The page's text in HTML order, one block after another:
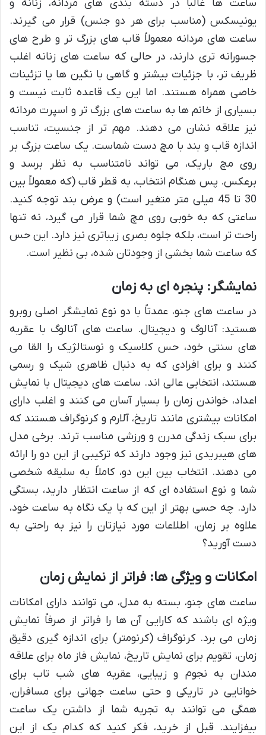
ساعت ها غالباً در دسته بندی های مردانه، زنانه و
یونیسکس (مناسب برای هر دو جنس) قرار می گیرند.
ساعت های مردانه معمولاً قاب های بزرگ تر و طرح های
جسورانه تری دارند، در حالی که ساعت های زنانه اغلب
ظریف تر، با جزئیات بیشتر و گاهی با نگین ها یا تزئینات
خاصی همراه هستند. اما این یک قاعده ثابت نیست و
بسیاری از خانم ها به ساعت های بزرگ تر و اسپرت مردانه
نیز علاقه نشان می دهند. مهم تر از جنسیت، تناسب
اندازه قاب و بند با مچ دست شماست. یک ساعت بزرگ بر
روی مچ باریک، می تواند نامتناسب به نظر برسد و
برعکس. پس هنگام انتخاب، به قطر قاب (که معمولاً بین
30 تا 45 میلی متر متغیر است) و عرض بند توجه کنید.
ساعتی که به خوبی روی مچ شما قرار می گیرد، نه تنها
راحت تر است، بلکه جلوه بصری زیباتری نیز دارد. این حس
که ساعت شما بخشی از وجودتان شده، بی نظیر است.
نمایشگر: پنجره ای به زمان
در ساعت های جنو، عمدتاً با دو نوع نمایشگر اصلی روبرو
هستید: آنالوگ و دیجیتال. ساعت های آنالوگ با عقربه
های سنتی خود، حس کلاسیک و نوستالژیک را القا می
کنند و برای افرادی که به دنبال ظاهری شیک و رسمی
هستند، انتخابی عالی اند. ساعت های دیجیتال با نمایش
اعداد، خواندن زمان را بسیار آسان می کنند و اغلب دارای
امکانات بیشتری مانند تاریخ، آلارم و کرنوگراف هستند که
برای سبک زندگی مدرن و ورزشی مناسب ترند. برخی مدل
های هیبریدی نیز وجود دارند که ترکیبی از این دو را ارائه
می دهند. انتخاب بین این دو، کاملاً به سلیقه شخصی
شما و نوع استفاده ای که از ساعت انتظار دارید، بستگی
دارد. چه حسی بهتر از این که با یک نگاه به ساعت خود،
علاوه بر زمان، اطلاعات مورد نیازتان را نیز به راحتی به
دست آورید؟
امکانات و ویژگی ها: فراتر از نمایش زمان
ساعت های جنو، بسته به مدل، می توانند دارای امکانات
ویژه ای باشند که کارایی آن ها را فراتر از صرفاً نمایش
زمان می برد. کرنوگراف (کرنومتر) برای اندازه گیری دقیق
زمان، تقویم برای نمایش تاریخ، نمایش فاز ماه برای علاقه
مندان به نجوم و زیبایی، عقربه های شب تاب برای
خوانایی در تاریکی و حتی ساعت جهانی برای مسافران،
همگی می توانند به تجربه شما از داشتن یک ساعت
بیفزایند. قبل از خرید، فکر کنید که کدام یک از این